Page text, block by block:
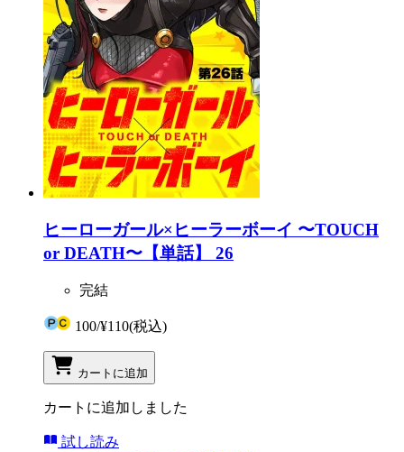
ヒーローガール×ヒーラーボーイ 〜TOUCH
or DEATH〜【単話】 26
完結
100/¥110(税込)
カートに追加
カートに追加しました
試し読み